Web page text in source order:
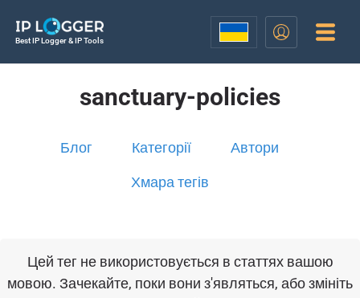
Best IP Logger & IP Tools
sanctuary-policies
Блог Категорії Автори
Хмара тегів